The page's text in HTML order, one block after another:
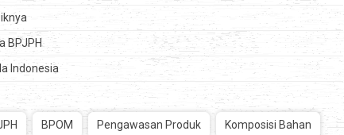
BPJPH
Indonesia
BPOM Pengawasan Produk Komposisi Bahan